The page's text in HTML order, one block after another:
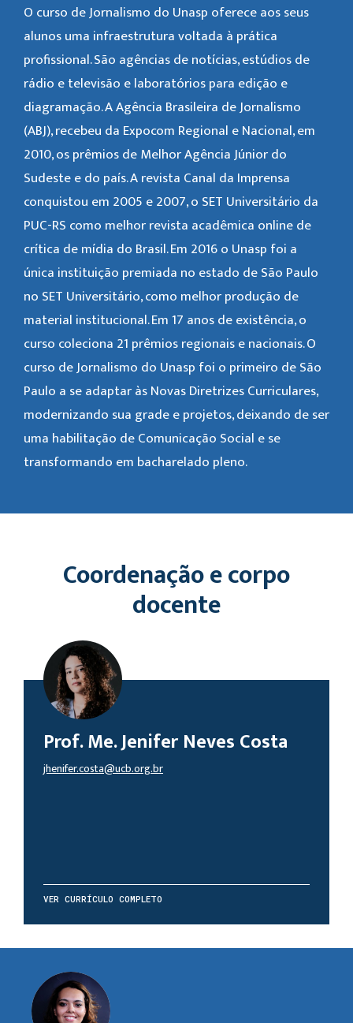
O curso de Jornalismo do Unasp oferece aos seus
alunos uma infraestrutura voltada à prática
profissional. São agências de notícias, estúdios de
rádio e televisão e laboratórios para edição e
diagramação. A Agência Brasileira de Jornalismo
(ABJ), recebeu da Expocom Regional e Nacional, em
2010, os prêmios de Melhor Agência Júnior do
Sudeste e do país. A revista Canal da Imprensa
conquistou em 2005 e 2007, o SET Universitário da
PUC-RS como melhor revista acadêmica online de
crítica de mídia do Brasil. Em 2016 o Unasp foi a
única instituição premiada no estado de São Paulo
no SET Universitário, como melhor produção de
material institucional. Em 17 anos de existência, o
curso coleciona 21 prêmios regionais e nacionais. O
curso de Jornalismo do Unasp foi o primeiro de São
Paulo a se adaptar às Novas Diretrizes Curriculares,
modernizando sua grade e projetos, deixando de ser
uma habilitação de Comunicação Social e se
transformando em bacharelado pleno.
Coordenação e corpo
docente
Prof. Me. Jenifer Neves Costa
jhenifer.costa@ucb.org.br
VER CURRÍCULO COMPLETO